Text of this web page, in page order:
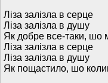
Ліза залізла в серце
Ліза залізла в душу
Як добре все-таки, шо
Ліза залізла в серце
Ліза залізла в душу
Як пощастило, шо